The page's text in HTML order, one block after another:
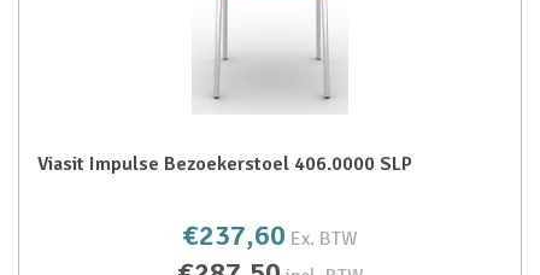
Viasit Impulse Bezoekerstoel 406.0000 SLP
€237,60 Ex. BTW